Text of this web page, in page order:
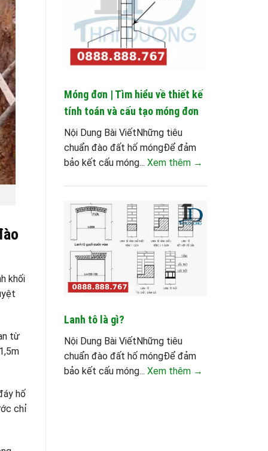
khối
từ
hố
chỉ
Móng đơn | Tìm hiểu về thiết kế
tính toán và cấu tạo móng đơn
Nội Dung Bài ViếtNhững tiêu
chuẩn đào đất hố móngĐể đảm
bảo kết cấu móng... Xem thêm →
Lanh tô là gì?
Nội Dung Bài ViếtNhững tiêu
chuẩn đào đất hố móngĐể đảm
bảo kết cấu móng... Xem thêm →